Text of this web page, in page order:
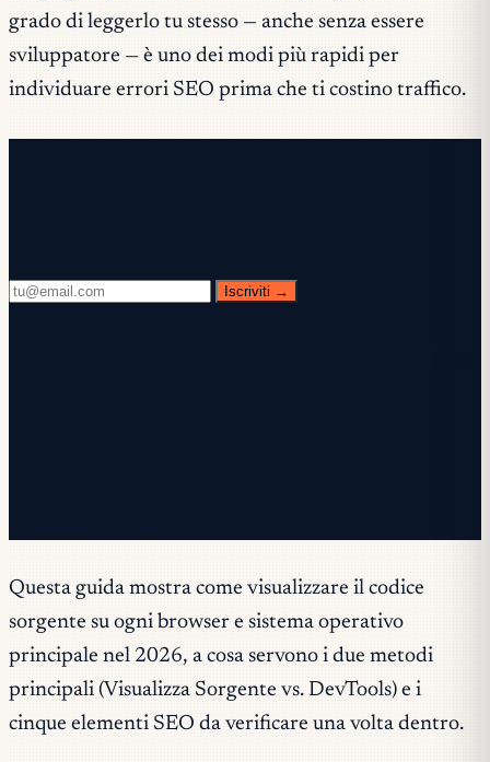
grado di leggerlo tu stesso — anche senza essere
sviluppatore — è uno dei modi più rapidi per
individuare errori SEO prima che ti costino traffico.
Iscriviti →
Questa guida mostra come visualizzare il codice
sorgente su ogni browser e sistema operativo
principale nel 2026, a cosa servono i due metodi
principali (Visualizza Sorgente vs. DevTools) e i
cinque elementi SEO da verificare una volta dentro.